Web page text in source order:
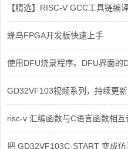
【精选】RISC-V GCC工具链编
蜂鸟FPGA开发板快速上手
使用DFU烧录程序。DFU界面的
GD32VF103视频系列，持续更新
risc-v 汇编函数与C语言函数相互
把 GD32VF103C-START 变成仿